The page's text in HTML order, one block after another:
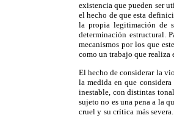
existencia que pueden ser
el hecho de que esta
la propia legitimación de
determinación estructural.
mecanismos por los que
como un trabajo que realiza
El hecho de considerar la
la medida en que
inestable, con distintas
sujeto no es una pena a la
cruel y su crítica más